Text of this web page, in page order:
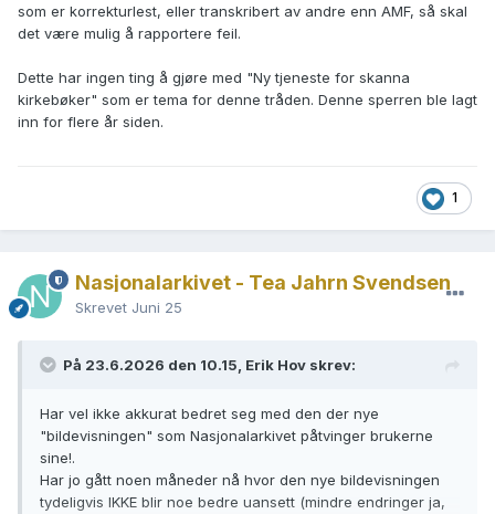
som er korrekturlest, eller transkribert av andre enn AMF, så skal
det være mulig å rapportere feil.
Dette har ingen ting å gjøre med "Ny tjeneste for skanna
kirkebøker" som er tema for denne tråden. Denne sperren ble lagt
inn for flere år siden.
1
Nasjonalarkivet - Tea Jahrn Svendsen
Skrevet Juni 25
På 23.6.2026 den 10.15, Erik Hov skrev:
Har vel ikke akkurat bedret seg med den der nye
"bildevisningen" som Nasjonalarkivet påtvinger brukerne
sine!.
Har jo gått noen måneder nå hvor den nye bildevisningen
tydeligvis IKKE blir noe bedre uansett (mindre endringer ja,